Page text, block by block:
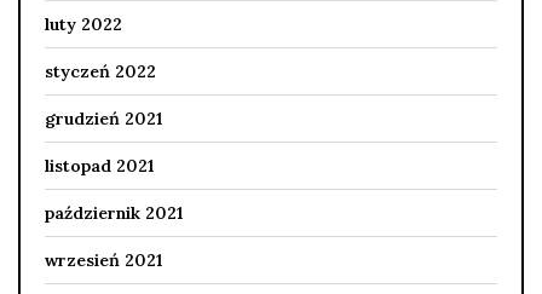
luty 2022
styczeń 2022
grudzień 2021
listopad 2021
październik 2021
wrzesień 2021